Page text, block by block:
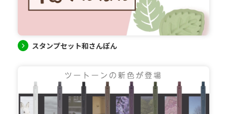
スタンプセット和さんぽん